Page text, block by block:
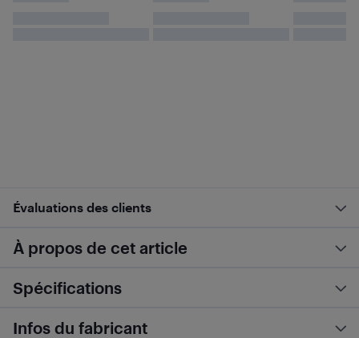
Évaluations des clients
À propos de cet article
Spécifications
Infos du fabricant